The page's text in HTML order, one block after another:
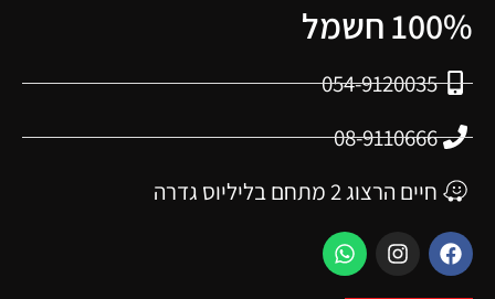
100% חשמל
054-9120035
08-9110666
חיים הרצוג 2 מתחם בליליוס גדרה